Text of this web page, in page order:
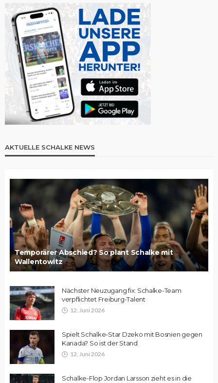
AKTUELLE SCHALKE NEWS
Temporärer Abschied? So plant Schalke mit
Wallentowitz
Nächster Neuzugang fix: Schalke-Team
verpflichtet Freiburg-Talent
12. Juni 2026
Spielt Schalke-Star Dzeko mit Bosnien gegen
Kanada? So ist der Stand
12. Juni 2026
Schalke-Flop Jordan Larsson zieht es in die